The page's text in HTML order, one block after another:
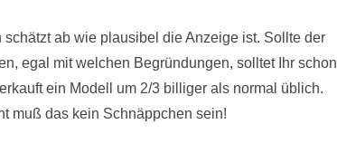
ab wie plausibel die Anzeige ist. Sollte der
egal mit welchen Begründungen, solltet Ihr schon
ein Modell um 2/3 billiger als normal üblich.
muß das kein Schnäppchen sein!